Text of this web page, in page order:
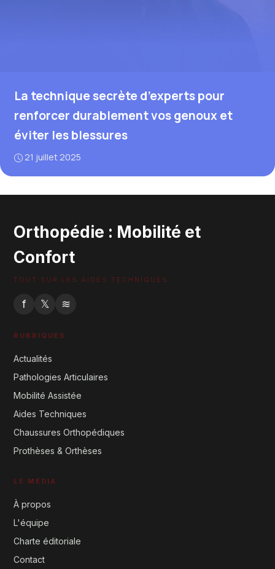
La technique secrète d’experts pour
renforcer durablement vos genoux et
éviter les blessures
21 juillet 2025
Orthopédie : Mobilité et
Confort
TOUT SUR LES AIDES TECHNIQUES
f 𝕏 ≋
RUBRIQUES
Actualités
Pathologies Articulaires
Mobilité Assistée
Aides Techniques
Chaussures Orthopédiques
Prothèses & Orthèses
LE MÉDIA
À propos
L'équipe
Charte éditoriale
Contact